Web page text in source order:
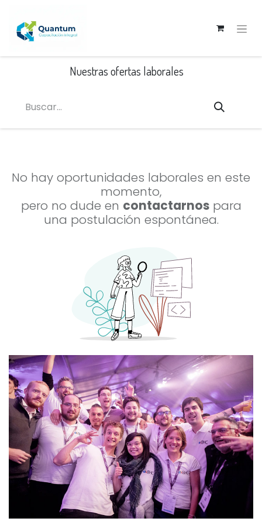
Nuestras ofertas laborales
No hay oportunidades laborales en este
momento,
pero no dude en contactarnospara
una postulación espontánea.